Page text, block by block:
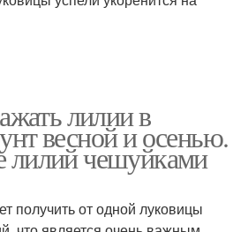
лилии в
весной и осенью.
лилий чешуйками
получить от одной луковицы